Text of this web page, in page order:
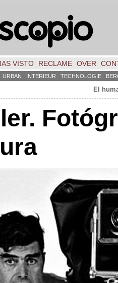
VISTO RECLAME OVER
URBAN INTERIEUR TECHNOLOGIE
El
.